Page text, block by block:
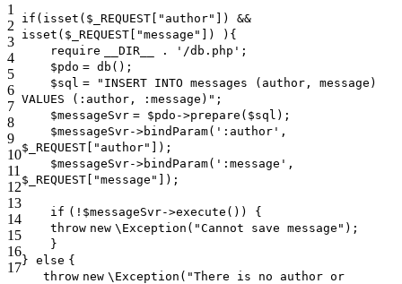
1
2
3
4
5
6
7
8
9
10
11
12
13
14
15
16
17
if (isset( $_REQUEST [ "author" ]) &&
isset( $_REQUEST [ "message" ]) ){
require
__DIR__ . '/db.php' ;
$pdo = db();
$sql =
"INSERT INTO messages (author, message)
VALUES (:author, :message)" ;
$messageSvr = $pdo ->prepare( $sql );
$messageSvr->bindParam( ':author' ,
$_REQUEST [ "author" ]);
$messageSvr->bindParam( ':message' ,
$_REQUEST [ "message" ]);
if (! $messageSvr->execute()) {
throw new \Exception( "Cannot save message" );
}
} else {
throw new \Exception( "There is no author or